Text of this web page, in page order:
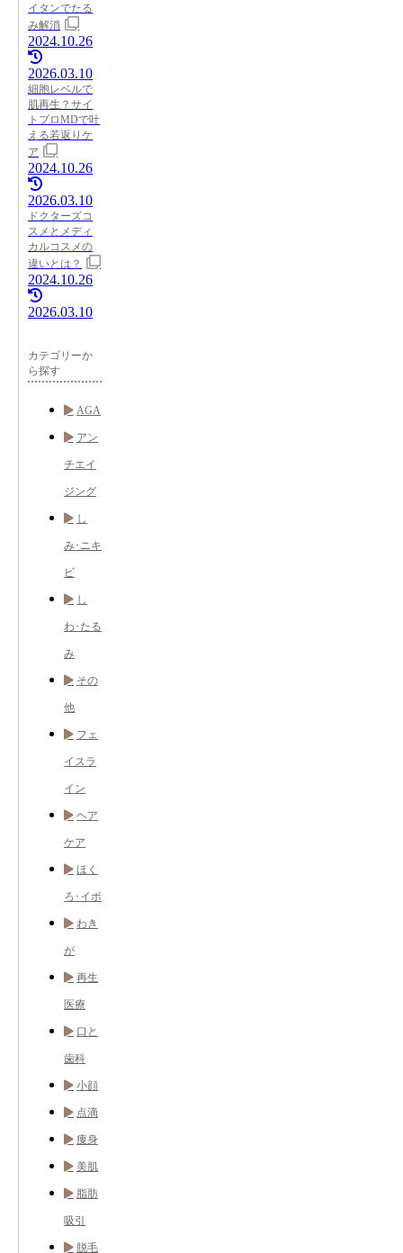
イタンでたる
み解消
2024.10.26
2026.03.10
細胞レベルで
肌再生？サイ
トプロMDで叶
える若返りケ
ア
2024.10.26
2026.03.10
ドクターズコ
スメとメディ
カルコスメの
違いとは？
2024.10.26
2026.03.10
カテゴリーか
ら探す
AGA
アン
チエイ
ジング
し
み･ニキ
ビ
し
わ･たる
み
その
他
フェ
イスラ
イン
ヘア
ケア
ほく
ろ･イボ
わき
が
再生
医療
口と
歯科
小顔
点滴
痩身
美肌
脂肪
吸引
脱毛